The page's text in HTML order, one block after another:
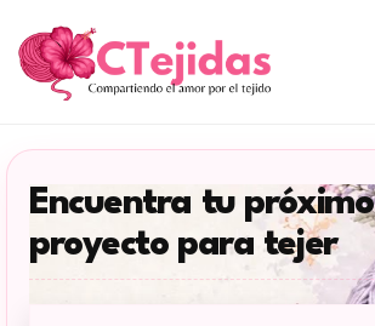
contenido
Encuentra tu próximo
proyecto para tejer